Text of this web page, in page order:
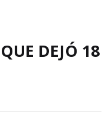
DEJÓ 18